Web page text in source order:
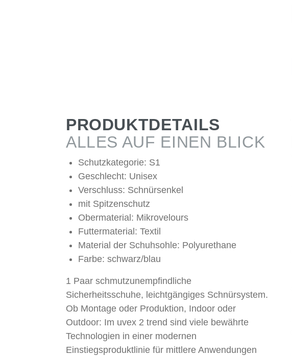
PRODUKTDETAILS
ALLES AUF EINEN BLICK
Schutzkategorie: S1
Geschlecht: Unisex
Verschluss: Schnürsenkel
mit Spitzenschutz
Obermaterial: Mikrovelours
Futtermaterial: Textil
Material der Schuhsohle: Polyurethane
Farbe: schwarz/blau
1 Paar schmutzunempfindliche
Sicherheitsschuhe, leichtgängiges Schnürsystem.
Ob Montage oder Produktion, Indoor oder
Outdoor: Im uvex 2 trend sind viele bewährte
Technologien in einer modernen
Einstiegsproduktlinie für mittlere Anwendungen